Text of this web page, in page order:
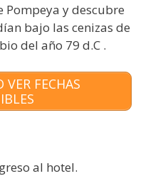
Pompeya y descubre
bajo las cenizas de
del año 79 d.C .
VER FECHAS
al hotel.